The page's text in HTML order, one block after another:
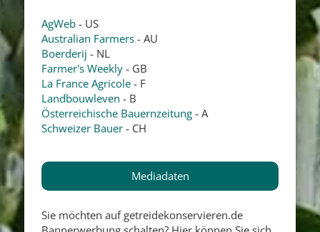
AgWeb - US
Australian Farmers - AU
Boerderij - NL
Farmer's Weekly - GB
La France Agricole - F
Landbouwleven - B
Österreichische Bauernzeitung - A
Schweizer Bauer - CH
Mediadaten
Sie möchten auf getreidekonservieren.de